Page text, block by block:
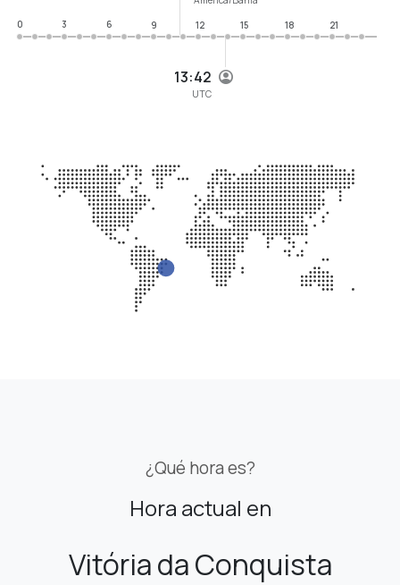
13:42
UTC
0
3 6 9 12 15 18 21
¿Qué hora es?
Hora actual en
Vitória da Conquista